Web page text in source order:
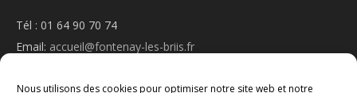
Nous utilisons des cookies pour optimiser notre site web et notre
Tél : 01 64 90 70 74
Email: accueil@fontenay-les-briis.fr